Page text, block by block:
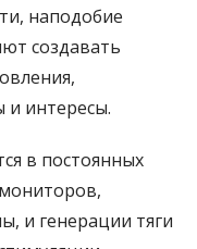
наподобие
создавать
и интересы.
в постоянных
и генерации тяги